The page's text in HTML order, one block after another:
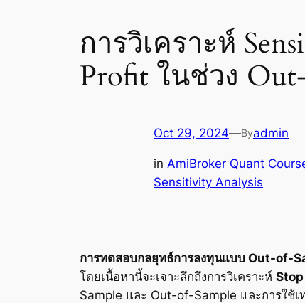
การวิเคราะห์
Profit ในช่วง
Oct 29, 2024—Byadmin
in AmiBroker Quant
Sensitivity Analysis
การทดสอบกลยุทธ์การลงทุนแบบ Out-of-
โดยเนื้อหานี้จะเจาะลึกถึงการวิเคราะห์
Sample และ Out-of-Sample และการใช้